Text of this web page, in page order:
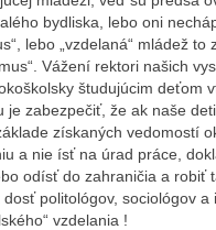
bydliska, lebo oni
lebo „vzdelaná“ mládež
Vážení rektori našich
študujúcim deťom
je zabezpečiť, že ak naše
získaných vedomostí
a nie ísť na úrad práce,
odísť do zahraničia a robiť
politológov, sociológov
vzdelania !